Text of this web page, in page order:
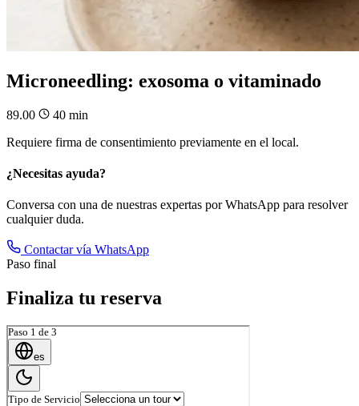
Microneedling: exosoma o vitaminado
89.00
40 min
Requiere firma de consentimiento previamente en el local.
¿Necesitas ayuda?
Conversa con una de nuestras expertas por WhatsApp para resolver
cualquier duda.
Contactar vía WhatsApp
Paso final
Finaliza tu reserva